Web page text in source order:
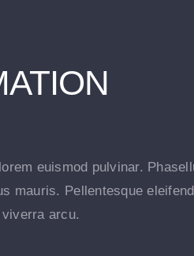
euismod pulvinar.
mauris. Pellentesque
arcu.